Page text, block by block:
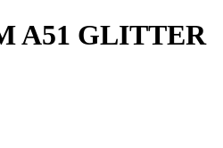
A51 GLITTER